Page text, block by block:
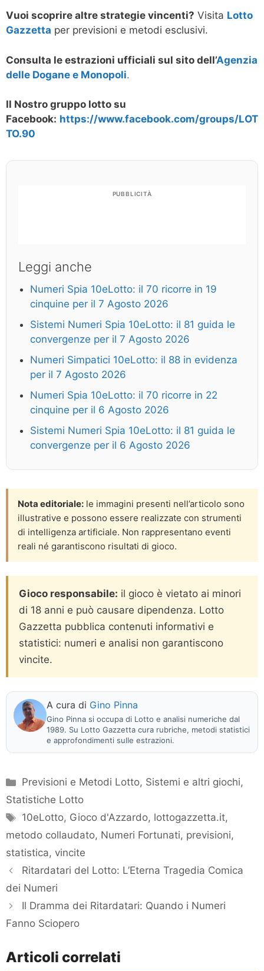
Vuoi scoprire altre strategie vincenti? Visita Lotto
Gazzetta per previsioni e metodi esclusivi.
Consulta le estrazioni ufficiali sul sito dell’Agenzia
delle Dogane e Monopoli.
Il Nostro gruppo lotto su
Facebook: https://www.facebook.com/groups/LOT
TO.90
PUBBLICITÀ
Leggi anche
Numeri Spia 10eLotto: il 70 ricorre in 19
cinquine per il 7 Agosto 2026
Sistemi Numeri Spia 10eLotto: il 81 guida le
convergenze per il 7 Agosto 2026
Numeri Simpatici 10eLotto: il 88 in evidenza
per il 7 Agosto 2026
Numeri Spia 10eLotto: il 70 ricorre in 22
cinquine per il 6 Agosto 2026
Sistemi Numeri Spia 10eLotto: il 81 guida le
convergenze per il 6 Agosto 2026
Nota editoriale: le immagini presenti nell’articolo sono
illustrative e possono essere realizzate con strumenti
di intelligenza artificiale. Non rappresentano eventi
reali né garantiscono risultati di gioco.
Gioco responsabile: il gioco è vietato ai minori
di 18 anni e può causare dipendenza. Lotto
Gazzetta pubblica contenuti informativi e
statistici: numeri e analisi non garantiscono
vincite.
A cura di Gino Pinna
Gino Pinna si occupa di Lotto e analisi numeriche dal
1989. Su Lotto Gazzetta cura rubriche, metodi statistici
e approfondimenti sulle estrazioni.
Categorie
Previsioni e Metodi Lotto, Sistemi e altri giochi,
Statistiche Lotto
Tag
10eLotto, Gioco d'Azzardo, lottogazzetta.it,
metodo collaudato, Numeri Fortunati, previsioni,
statistica, vincite
Ritardatari del Lotto: L’Eterna Tragedia Comica
dei Numeri
Il Dramma dei Ritardatari: Quando i Numeri
Fanno Sciopero
Articoli correlati